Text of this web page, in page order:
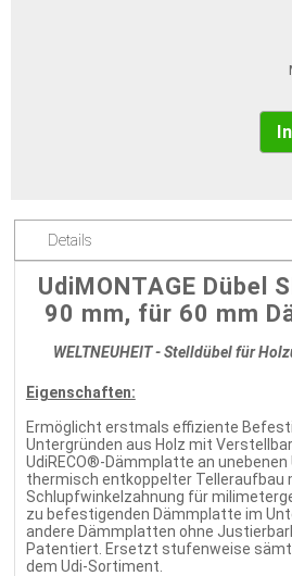
Details
UdiMONTAGE Dübel
90 mm, für 60 mm
WELTNEUHEIT - Stelldübel für
Eigenschaften:
Ermöglicht erstmals effiziente
Untergründen aus Holz mit
UdiRECO®-Dämmplatte an
thermisch entkoppelter Telleraufbau
Schlupfwinkelzahnung für
zu befestigenden Dämmplatte im
andere Dämmplatten ohne
Patentiert. Ersetzt stufenweise
dem Udi-Sortiment.